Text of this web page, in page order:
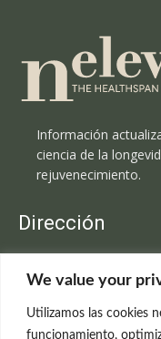
We value your
Utilizamos las cookies
funcionamiento,
Información
ciencia de la
rejuvenecimiento.
Dirección
C/Claudio
699 595 619